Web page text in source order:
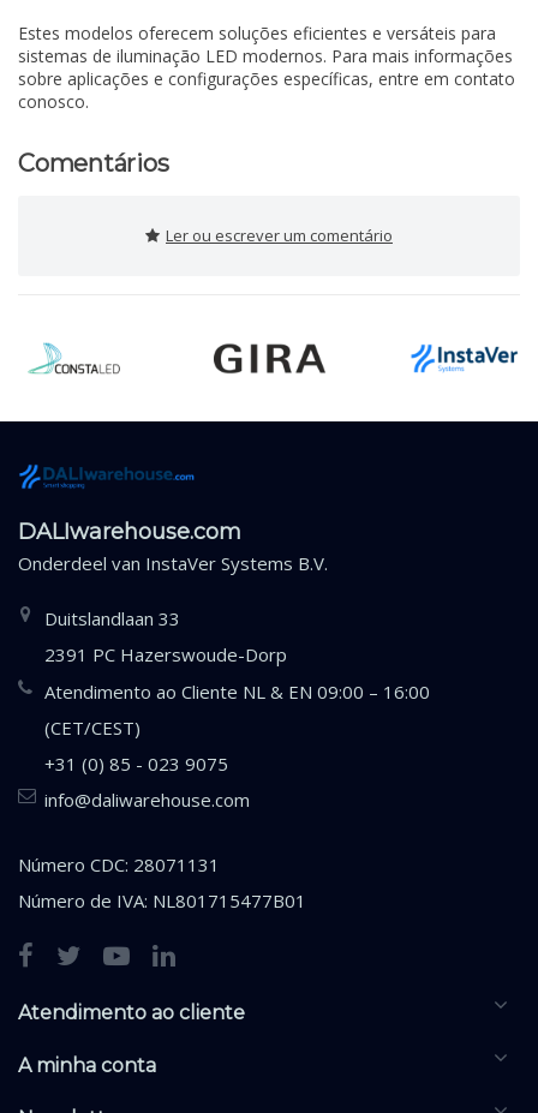
Estes modelos oferecem soluções eficientes e versáteis para
sistemas de iluminação LED modernos. Para mais informações
sobre aplicações e configurações específicas, entre em contato
conosco.
Comentários
Ler ou escrever um comentário
DALIwarehouse.com
Onderdeel van InstaVer Systems B.V.
Duitslandlaan 33
2391 PC Hazerswoude-Dorp
Atendimento ao Cliente NL & EN 09:00 – 16:00
(CET/CEST)
+31 (0) 85 - 023 9075
info@daliwarehouse.com
Número CDC: 28071131
Número de IVA: NL801715477B01
Atendimento ao cliente
A minha conta